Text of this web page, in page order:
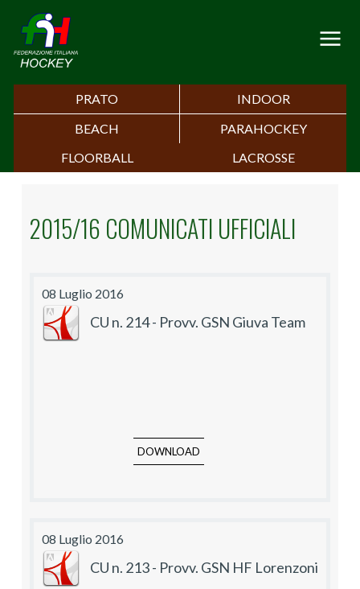
PRATO
INDOOR
BEACH
PARAHOCKEY
FLOORBALL
LACROSSE
2015/16 COMUNICATI UFFICIALI
08 Luglio 2016
CU n. 214 - Provv. GSN Giuva Team
DOWNLOAD
08 Luglio 2016
CU n. 213 - Provv. GSN HF Lorenzoni